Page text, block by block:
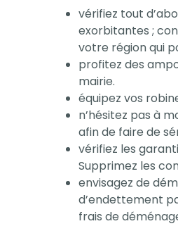
vérifiez tout
exorbitantes ;
votre région qui
profitez des
mairie.
équipez vos
n’hésitez pas à
afin de faire de
vérifiez les
Supprimez les
envisagez de
d’endettement
frais de